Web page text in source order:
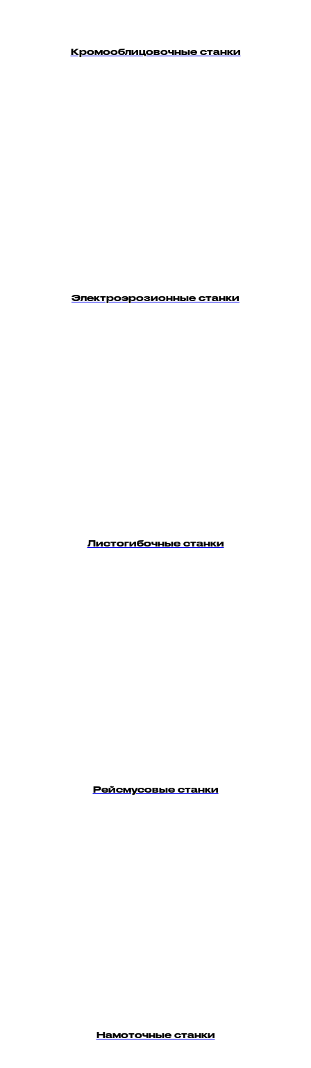
Кромооблицовочные станки
Электроэрозионные станки
Листогибочные станки
Рейсмусовые станки
Намоточные станки